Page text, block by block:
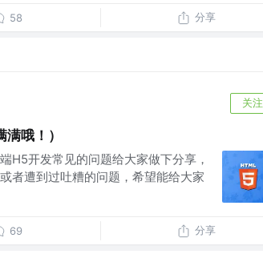
58 分享
关注
哦！）
H5开发常见的问题给大家做下分享，
者遭到过吐糟的问题，希望能给大家
69 分享